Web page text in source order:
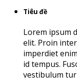
Tiêu đề
Lorem ipsum
elit. Proin
imperdiet
id tempus.
vestibulum